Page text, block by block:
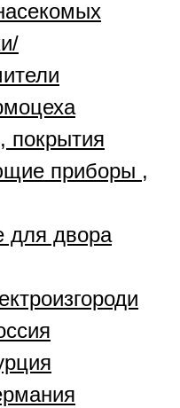
покрытия
приборы ,
для двора